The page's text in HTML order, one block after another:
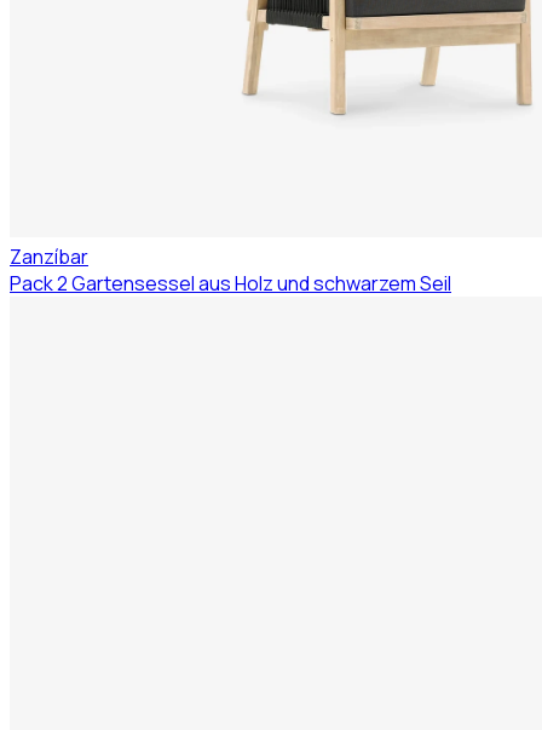
Zanzíbar
Pack 2 Gartensessel aus Holz und schwarzem Seil